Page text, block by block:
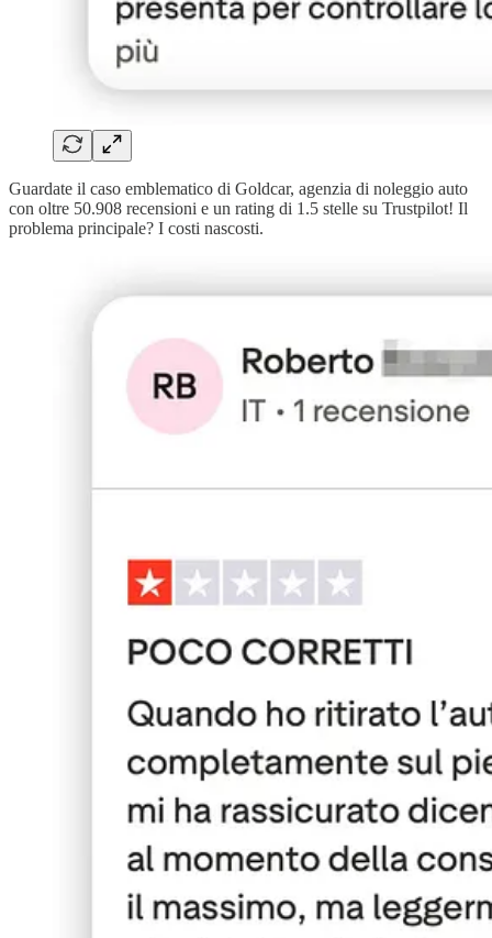
Guardate il caso emblematico di Goldcar, agenzia di noleggio auto
con oltre 50.908 recensioni e un rating di 1.5 stelle su Trustpilot! Il
problema principale? I costi nascosti.